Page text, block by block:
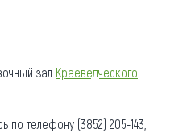
зал Краеведческого
по телефону (3852) 205-143,